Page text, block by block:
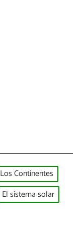
Los Continentes
El sistema solar